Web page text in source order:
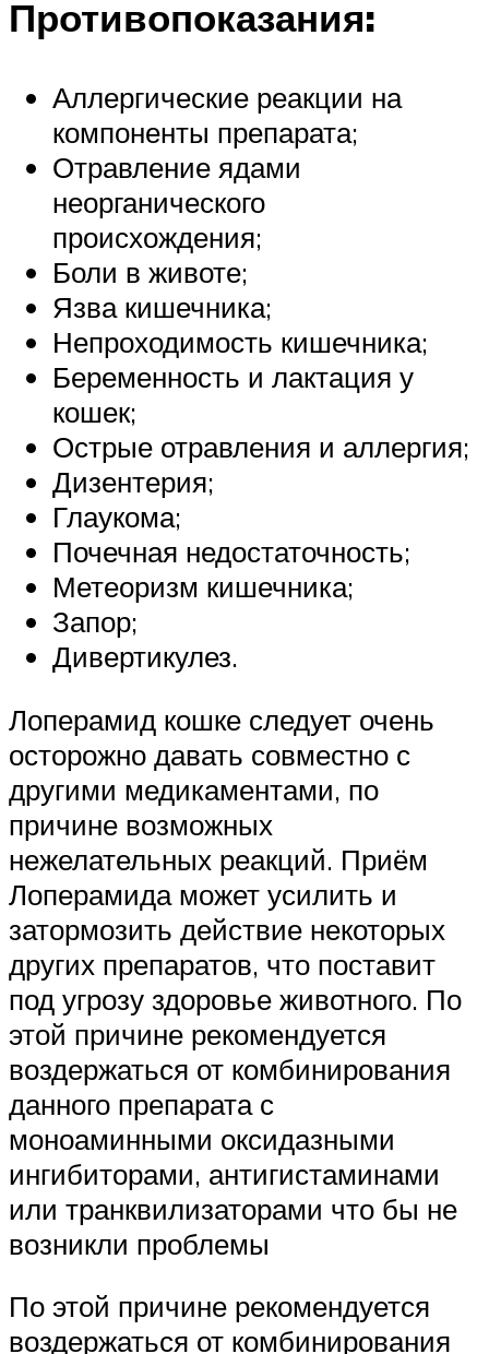
Противопоказания:
Аллергические реакции на
компоненты препарата;
Отравление ядами
неорганического
происхождения;
Боли в животе;
Язва кишечника;
Непроходимость кишечника;
Беременность и лактация у
кошек;
Острые отравления и аллергия;
Дизентерия;
Глаукома;
Почечная недостаточность;
Метеоризм кишечника;
Запор;
Дивертикулез.
Лоперамид кошке следует очень
осторожно давать совместно с
другими медикаментами, по
причине возможных
нежелательных реакций. Приём
Лоперамида может усилить и
затормозить действие некоторых
других препаратов, что поставит
под угрозу здоровье животного. По
этой причине рекомендуется
воздержаться от комбинирования
данного препарата с
моноаминными оксидазными
ингибиторами, антигистаминами
или транквилизаторами что бы не
возникли проблемы
По этой причине рекомендуется
воздержаться от комбинирования